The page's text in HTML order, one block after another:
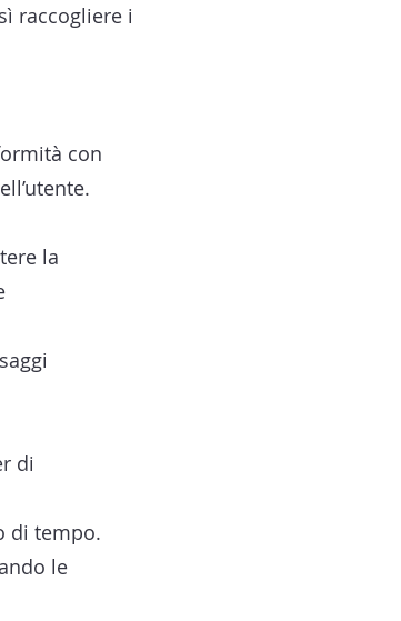
raccogliere i
con
la
di
di tempo.
le